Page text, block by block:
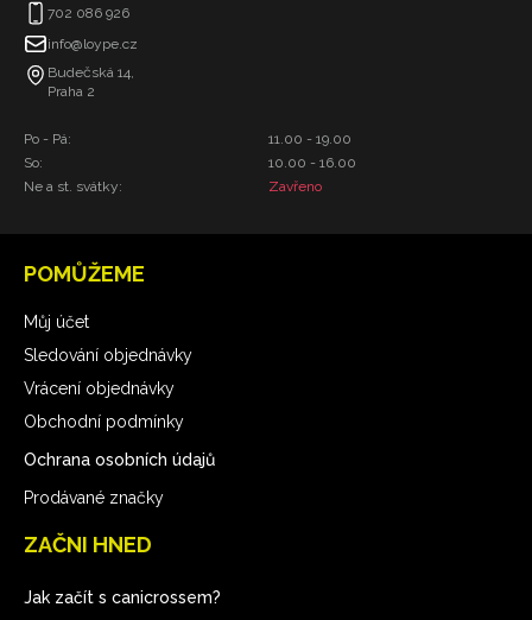
702 086 926
info@loype.cz
Budečská 14,
Praha 2
Po - Pá:
So:
Ne a st. svátky:
11.00 - 19.00
10.00 - 16.00
Zavřeno
POMŮŽEME
Můj účet
Sledování objednávky
Vrácení objednávky
Obchodní podmínky
Ochrana osobních údajů
Prodávané značky
ZAČNI HNED
Jak začít s canicrossem?